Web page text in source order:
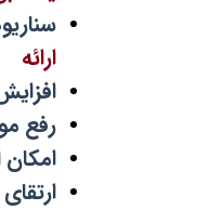
ارائه
رفع